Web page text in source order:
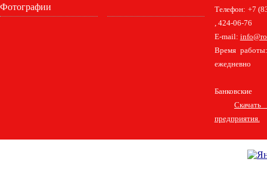
Фотографии
Телефон: +7
, 424-06-76
E-mail:
Время
ежедневно
Банковские
предприятия.